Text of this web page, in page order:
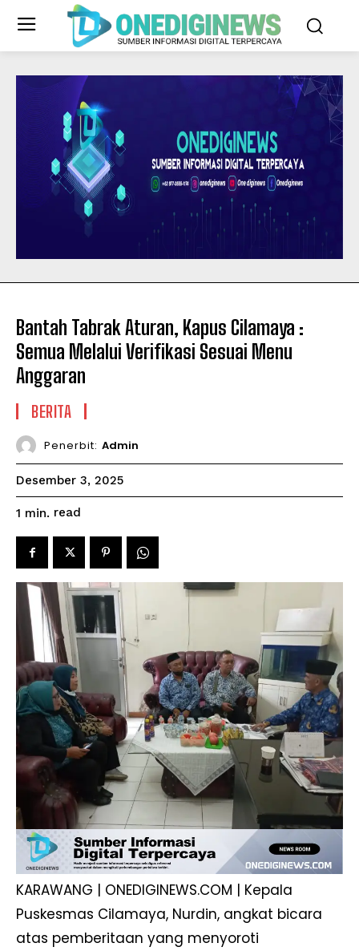
Bantah Tabrak Aturan, Kapus Cilamaya :
Semua Melalui Verifikasi Sesuai Menu
Anggaran
BERITA
Penerbit: Admin
Desember 3, 2025
1 min. read
KARAWANG | ONEDIGINEWS.COM | Kepala
Puskesmas Cilamaya, Nurdin, angkat bicara
atas pemberitaan yang menyoroti